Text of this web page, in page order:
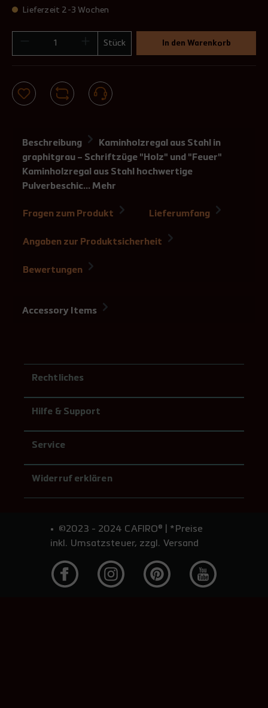
Lieferzeit 2-3 Wochen
Stück In den Warenkorb
Beschreibung
Kaminholzregal aus Stahl in
graphitgrau – Schriftzüge "Holz" und "Feuer"
Kaminholzregal aus Stahl hochwertige
Pulverbeschic… Mehr
Fragen zum Produkt Lieferumfang
Angaben zur Produktsicherheit
Bewertungen
Accessory Items
Rechtliches
Hilfe & Support
Service
Widerruf erklären
©2023 - 2024 CAFIRO® | *Preise
inkl. Umsatzsteuer, zzgl. Versand